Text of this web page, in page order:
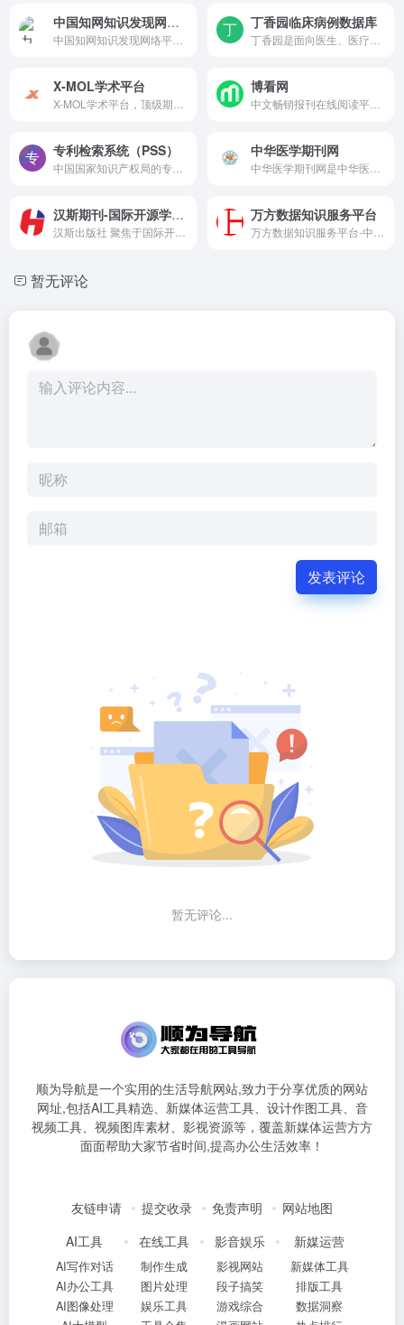
中国知网知识发现网络平台 丁香园临床病例数据库
X-MOL学术平台 博看网
专利检索系统（PSS） 中华医学期刊网
汉斯期刊-国际开源学术期刊 万方数据知识服务平台
暂无评论
发表评论
暂无评论...
顺为导航是一个实用的生活导航网站,致力于分享优质的网站
网址,包括AI工具精选、新媒体运营工具、设计作图工具、音
视频工具、视频图库素材、影视资源等，覆盖新媒体运营方方
面面帮助大家节省时间,提高办公生活效率！
友链申请 提交收录 免责声明
网站地图
AI工具
AI写作对话
AI办公工具
AI图像处理
在线工具
制作生成
图片处理
娱乐工具
影音娱乐
影视网站
段子搞笑
游戏综合
新媒运营
新媒体工具
排版工具
数据洞察